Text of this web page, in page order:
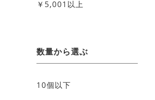
￥5,001以上
数量から選ぶ
10個以下